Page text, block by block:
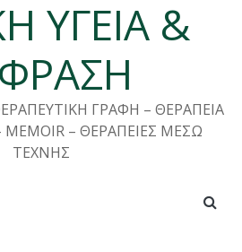
ΥΓΕΙΑ &
ΓΡΑΦΗ – ΘΕΡΑΠΕΙΑ
– ΘΕΡΑΠΕΙΕΣ ΜΕΣΩ
ΤΕΧΝΗΣ